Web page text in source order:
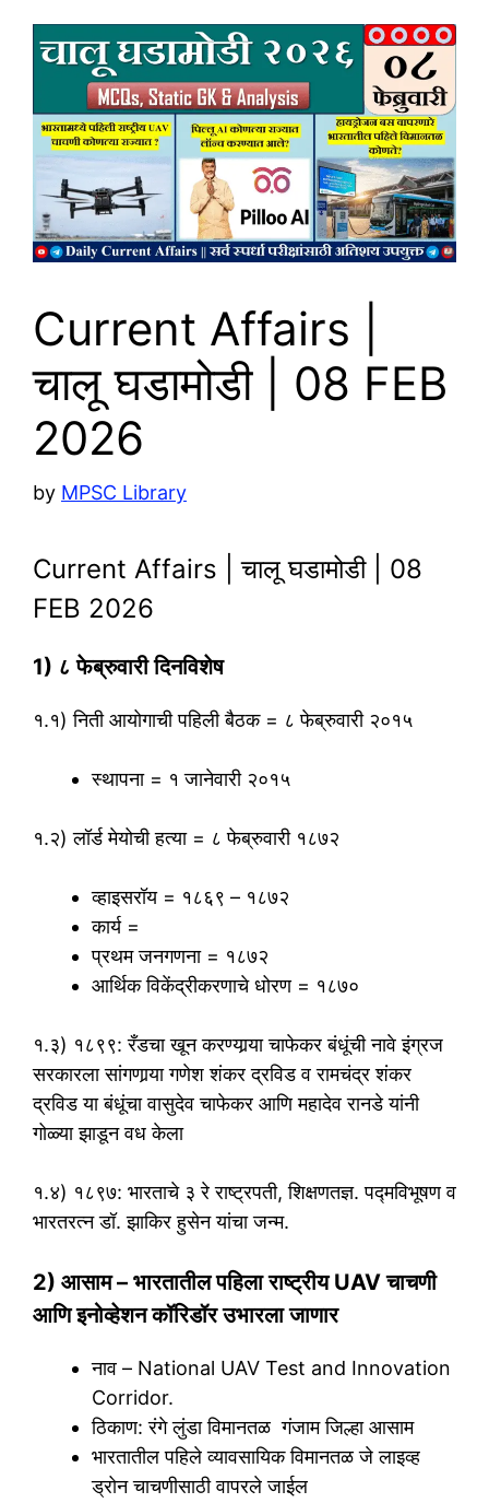
Current Affairs |
चालू घडामोडी | 08 FEB
2026
by MPSC Library
Current Affairs | चालू घडामोडी | 08
FEB 2026
1) ८ फेब्रुवारी दिनविशेष
१.१) निती आयोगाची पहिली बैठक = ८ फेब्रुवारी २०१५
स्थापना = १ जानेवारी २०१५
१.२) लॉर्ड मेयोची हत्या = ८ फेब्रुवारी १८७२
व्हाइसरॉय = १८६९ – १८७२
कार्य =
प्रथम जनगणना = १८७२
आर्थिक विकेंद्रीकरणाचे धोरण = १८७०
१.३) १८९९: रँडचा खून करण्यार्‍या चाफेकर बंधूंची नावे इंग्रज
सरकारला सांगणार्‍या गणेश शंकर द्रविड व रामचंद्र शंकर
द्रविड या बंधूंचा वासुदेव चाफेकर आणि महादेव रानडे यांनी
गोळ्या झाडून वध केला
१.४) १८९७: भारताचे ३ रे राष्ट्रपती, शिक्षणतज्ञ. पद्मविभूषण व
भारतरत्‍न डॉ. झाकिर हुसेन यांचा जन्म.
2) आसाम – भारतातील पहिला राष्ट्रीय UAV चाचणी
आणि इनोव्हेशन कॉरिडॉर उभारला जाणार
नाव – National UAV Test and Innovation
Corridor.
ठिकाण: रंगे लुंडा विमानतळ गंजाम जिल्हा आसाम
भारतातील पहिले व्यावसायिक विमानतळ जे लाइव्ह
ड्रोन चाचणीसाठी वापरले जाईल